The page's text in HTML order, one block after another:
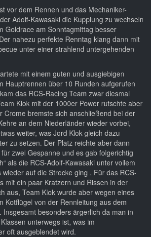
vor dem Rennen und das Mechaniker-
Adolf-Kawasaki die Kupplung zu wechseln
Goldrace am Sonntagmittag besser
nahezu perfekte Renntag klang dann mit
unter einer strahlend untergehenden
mit einem guten und ausgiebigen
Hauptrennen über 10 Runden aufgerufen
das RCS-Racing Team zwar diesmal
Klok mit der 1000er Power rutschte aber
Crome bremste sich anschließend bei der
an dem Niederländer wieder vorbei,
weiter, was Jord Klok gleich dazu
zu setzen. Der Platz reichte aber dann
zwei Gespanne und es gab folgerichtig
als die RCS-Adolf-Kawasaki unter vollem
auf die Strecke ging . Für das RCS-
mit ein paar Kratzern und Rissen in der
aus, Team Klok wurde aber wegen eines
Kotflügel von der Rennleitung aus dem
Insgesamt besonders ärgerlich da man in
unterwegs ist, was im
oft ausgeblendet wird.